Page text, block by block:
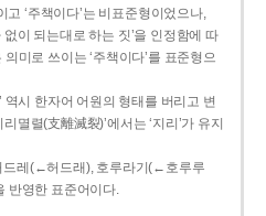
고 ‘주책이다’는 비표준형이었으나,
없이 되는대로 하는 짓’을 인정함에 따
미로 쓰이는 ‘주책이다’를 표준형으
시 한자어 어원의 형태를 버리고 변
멸렬(支離滅裂)’에서는 ‘지리’가 유지
레(←허드래), 호루라기(←호루루
반영한 표준어이다.